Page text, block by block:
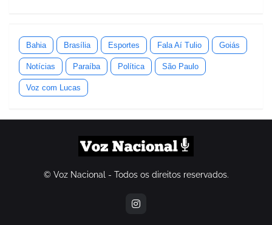
Bahia Brasília Esportes Fala Aí Tulio Goiás
Notícias Paraíba Política São Paulo
Voz com Lucas
© Voz Nacional - Todos os direitos reservados.